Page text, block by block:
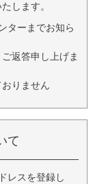
します。
ターまでお知ら
返答申し上げま
りません
て
レスを登録し